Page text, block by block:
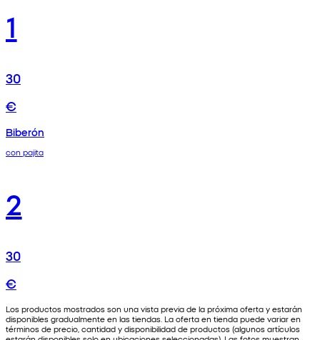
1
30
€
Biberón
con pajita
2
30
€
Los productos mostrados son una vista previa de la próxima oferta y estarán
disponibles gradualmente en las tiendas. La oferta en tienda puede variar en
términos de precio, cantidad y disponibilidad de productos (algunos artículos